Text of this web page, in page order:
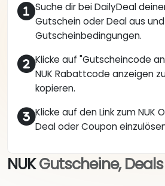
Suche dir bei DailyDeal
Gutschein oder Deal aus
Gutscheinbedingungen.
Klicke auf "Gutscheincode
NUK Rabattcode anzeigen
kopieren.
Klicke auf den Link zum NUK
Deal oder Coupon
NUKGutscheine,